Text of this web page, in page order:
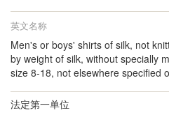
英文名称
Men's or boys' shirts of silk, not
by weight of silk, without specially
size 8-18, not elsewhere specified
法定第一单位